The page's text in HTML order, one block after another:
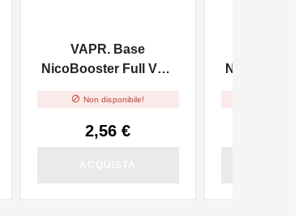
VAPR. Base
NicoBooster Full VG -
 Non disponibile!
2,56 €